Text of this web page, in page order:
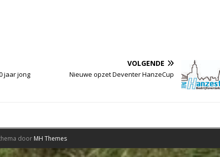
jaar jong
VOLGENDE
Nieuwe opzet Deventer HanzeCup
door MH Themes